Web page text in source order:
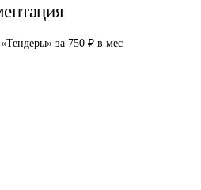
за 750 ₽ в мес